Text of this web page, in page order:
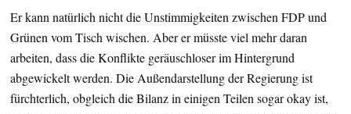
Er kann natürlich nicht die Unstimmigkeiten zwischen FDP und
Grünen vom Tisch wischen. Aber er müsste viel mehr daran
arbeiten, dass die Konflikte geräuschloser im Hintergrund
abgewickelt werden. Die Außendarstellung der Regierung ist
fürchterlich, obgleich die Bilanz in einigen Teilen sogar okay ist,